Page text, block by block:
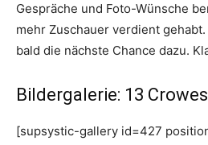
Gespräche und Foto-Wünsche
mehr Zuschauer verdient
bald die nächste Chance dazu.
Bildergalerie: 13 Crowes
[supsystic-gallery id=427